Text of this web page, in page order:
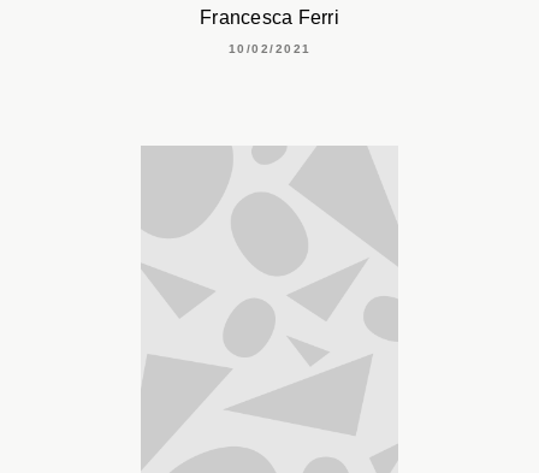
Francesca Ferri
10/02/2021